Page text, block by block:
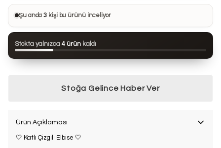
Bu ürünü 9 kişi favorilerine ekledi
Bu ürün son 24 saatte121 kezgörüntülendi
Şu anda3 kişi bu ürünü inceliyor
Stokta yalnızca 4 ürün kaldı
Stoğa Gelince Haber Ver
Ürün Açıklaması
🤍 Katlı Çizgili Elbise 🤍